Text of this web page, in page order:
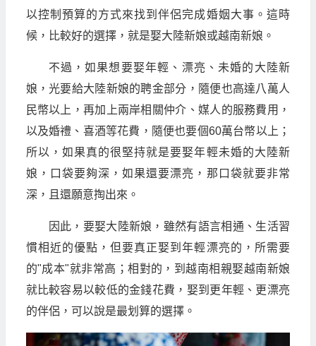
以控制預算的方式來找到伴侶完成婚姻大事。這時
候，比較好的選擇，就是娶大陸新娘或越南新娘。
不過，如果想要娶年輕、漂亮、未婚的大陸新
娘，光要給大陸新娘的聘金部分，隨便也高達八萬人
民幣以上，再加上兩岸相關仲介、媒人的服務費用，
以及婚禮、喜酒等花費，隨便也要個60萬台幣以上；
所以，如果真的很堅持就是要娶年輕未婚的大陸新
娘，口袋要夠深，如果還要漂亮，那口袋就要非常
深，且還願意掏出來。
因此，要娶大陸新娘，雖然有語言相通、生活習
慣相近的優點，但要真正娶到年輕漂亮的，所需要
的"成本"就非常高；相對的，到越南相親娶越南新娘
就比較容易以較低的金錢花費，娶到更年輕、更漂亮
的伴侶，可以說是最划算的選擇。